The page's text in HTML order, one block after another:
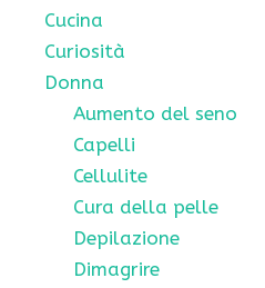
Cucina
Curiosità
Donna
Aumento del seno
Capelli
Cellulite
Cura della pelle
Depilazione
Dimagrire